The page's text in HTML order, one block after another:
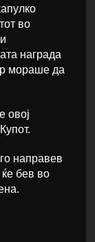
во
награда
мораше да
овој
направев
бев во